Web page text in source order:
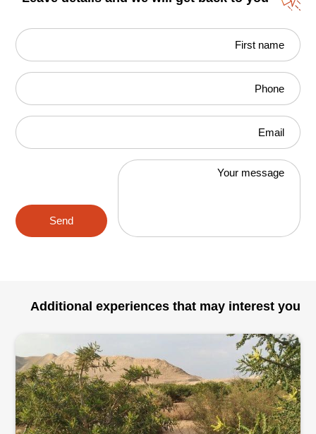
First name
Phone
Email
Your message
Send
Additional experiences that may interest you